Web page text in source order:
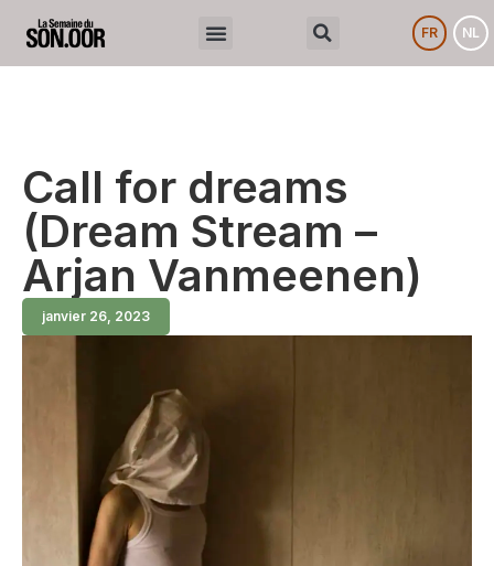
FR NL
Call for dreams
(Dream Stream –
Arjan Vanmeenen)
janvier 26, 2023